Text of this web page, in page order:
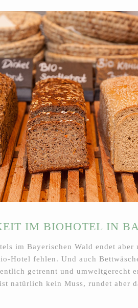
IM BIOHOTEL IN
im Bayerischen Wald endet
Hotel fehlen. Und auch
getrennt und umweltgerecht
natürlich kein Muss, rundet aber